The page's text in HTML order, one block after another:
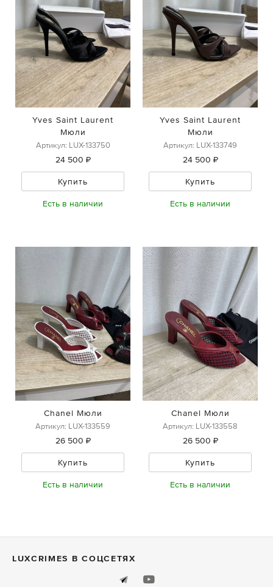
Yves Saint Laurent
Мюли
Артикул: LUX-133750
24 500 ₽
Купить
Есть в наличии
Yves Saint Laurent
Мюли
Артикул: LUX-133749
24 500 ₽
Купить
Есть в наличии
Chanel Мюли
Артикул: LUX-133559
26 500 ₽
Купить
Есть в наличии
Chanel Мюли
Артикул: LUX-133558
26 500 ₽
Купить
Есть в наличии
LUXСRIMES В СОЦСЕТЯХ